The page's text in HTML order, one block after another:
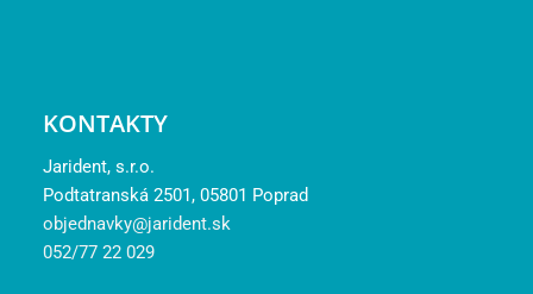
KONTAKTY
Jarident, s.r.o.
Podtatranská 2501, 05801 Poprad
objednavky@jarident.sk
052/77 22 029